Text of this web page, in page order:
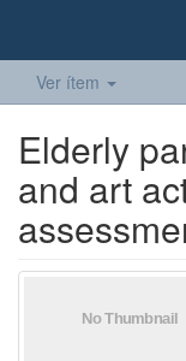
Ver ítem
Elderly
and art